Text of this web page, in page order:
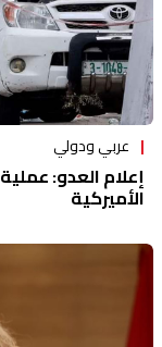
عربي ودولي
إعلام العدو:
الأميركية